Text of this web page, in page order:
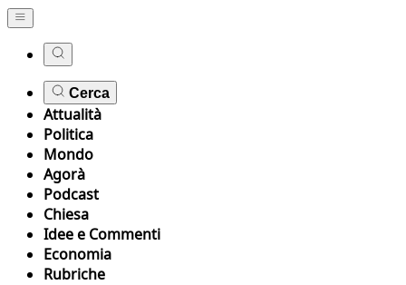
Cerca
Attualità
Politica
Mondo
Agorà
Podcast
Chiesa
Idee e Commenti
Economia
Rubriche